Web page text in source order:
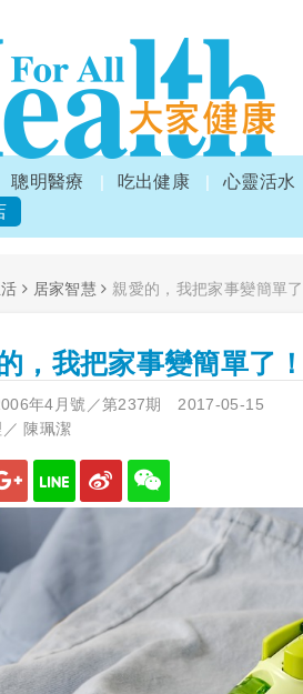
聰明醫療 吃出健康 心靈活水
居家智慧 親愛的，我把家事變簡單了
，我把家事變簡單了！
年4月號／第237期 2017-05-15
陳珮潔